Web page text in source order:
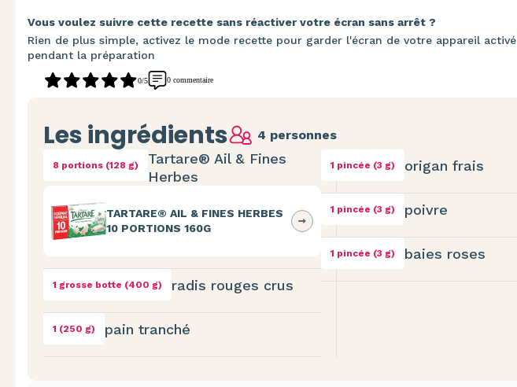
Vous voulez suivre cette recette sans réactiver votre écran sans arrêt ?
Rien de plus simple, activez le mode recette pour garder l'écran de votre appareil activé
pendant la préparation
0/5 0 commentaire
Les ingrédients 4 personnes
8 portions (128 g)
Tartare® Ail & Fines
Herbes
TARTARE® AIL & FINES HERBES
10 PORTIONS 160G
1 grosse botte (400 g) radis rouges crus
1 (250 g) pain tranché
1 pincée (3 g) origan frais
1 pincée (3 g) poivre
1 pincée (3 g) baies roses